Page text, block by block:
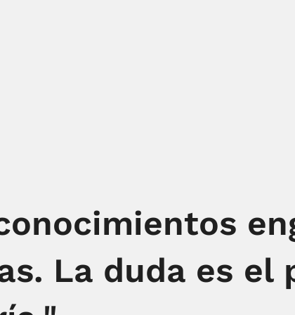
La duda es el